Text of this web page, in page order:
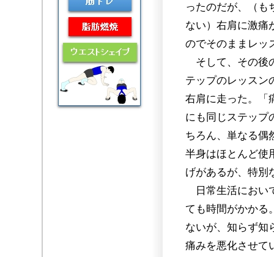
ったのだが、（も
ない）右肩に激痛
のでそのままレッ
そして、その後
テップのレッスン
右肩に走った。「
にも同じステップ
ちろん、単なる偶
半身はほとんど使
げがあるが、特別
日常生活におい
ても時間がかかる
ないが、知らず知
痛みを悪化させて